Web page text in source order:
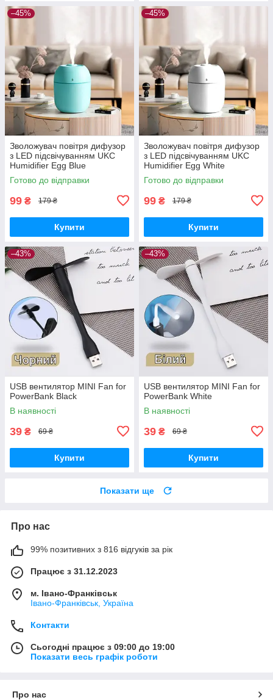
–45%
Зволожувач повітря дифузор
з LED підсвічуванням UKC
Humidifier Egg Blue
Готово до відправки
99 ₴ 179 ₴
Купити
–45%
Зволожувач повітря дифузор
з LED підсвічуванням UKC
Humidifier Egg White
Готово до відправки
99 ₴ 179 ₴
Купити
–43%
USB вентилятор MINI Fan for
PowerBank Black
В наявності
39 ₴ 69 ₴
Купити
–43%
USB вентилятор MINI Fan for
PowerBank White
В наявності
39 ₴ 69 ₴
Купити
Показати ще
Про нас
99% позитивних з 816 відгуків за рік
Працює з 31.12.2023
м. Івано-Франківськ
Івано-Франківськ, Україна
Контакти
Сьогодні працює з 09:00 до 19:00
Показати весь графік роботи
Про нас